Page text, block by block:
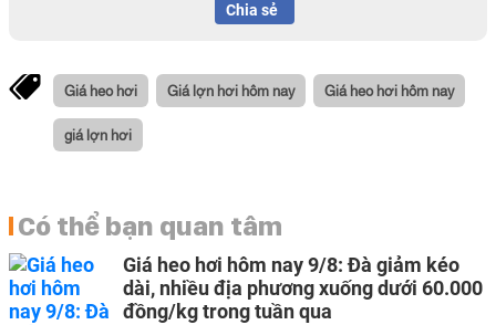
Chia sẻ
Giá heo hơi Giá lợn hơi hôm nay Giá heo hơi hôm nay
giá lợn hơi
Có thể bạn quan tâm
Giá heo hơi hôm nay 9/8: Đà giảm kéo
dài, nhiều địa phương xuống dưới 60.000
đồng/kg trong tuần qua